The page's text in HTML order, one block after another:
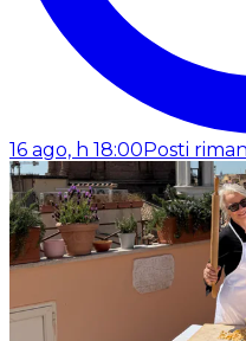
16 ago, h 18:00 Posti